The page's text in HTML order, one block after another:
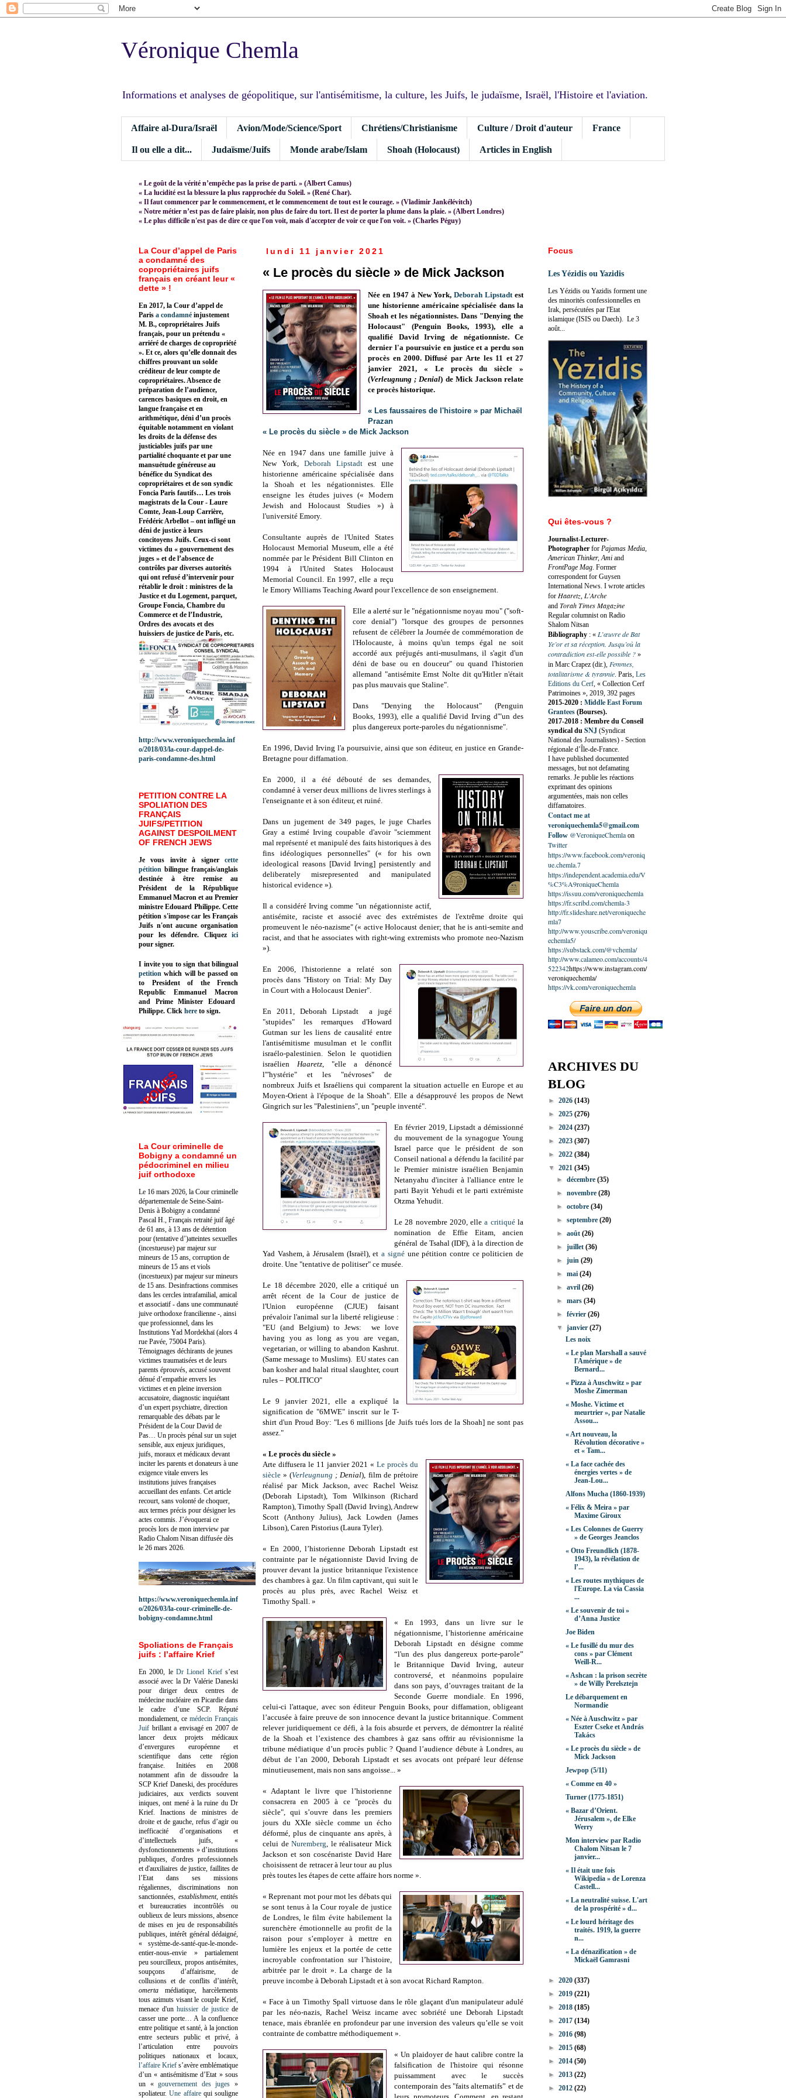
Véronique Chemla
Informations et analyses de géopolitique, sur l'antisémitisme, la culture, les Juifs, le judaïsme, Israël, l'Histoire et l'aviation.
Affaire al-Dura/Israël Avion/Mode/Science/Sport Chrétiens/Christianisme Culture / Droit d'auteur France
Il ou elle a dit... Judaïsme/Juifs Monde arabe/Islam Shoah (Holocaust) Articles in English
« Le goût de la vérité n’empêche pas la prise de parti. » (Albert Camus)
« La lucidité est la blessure la plus rapprochée du Soleil. » (René Char).
« Il faut commencer par le commencement, et le commencement de tout est le courage. » (Vladimir Jankélévitch)
« Notre métier n’est pas de faire plaisir, non plus de faire du tort. Il est de porter la plume dans la plaie. » (Albert Londres)
« Le plus difficile n'est pas de dire ce que l'on voit, mais d'accepter de voir ce que l'on voit. » (Charles Péguy)
lundi 11 janvier 2021
« Le procès du siècle » de Mick Jackson
Née en 1947 à New York,Deborah Lipstadt est
une historienne américaine spécialisée dans la
Shoah et les négationnistes.Dans "Denying the
Holocaust" (Penguin Books, 1993), elle a
qualifié David Irving de négationniste. Ce
dernier l'a poursuivie en justice et a perdu son
procès en 2000. Diffusé parArte les 11 et 27
janvier 2021, « Le procès du siècle »
(Verleugnung ; Denial) de Mick Jackson relate
ce procès historique.
« Les faussaires de l'histoire » par Michaël
Prazan
« Le procès du siècle » de Mick Jackson
Née en 1947 dans une famille juive à
New York, Deborah Lipstadtest une
historienne américaine spécialisée dans
la Shoah et les négationnistes. Elle
enseigne les études juives (« Modern
Jewish and Holocaust Studies ») à
l'université Emory.
Consultante auprès de l'United States
Holocaust Memorial Museum, elle a été
nommée par le Président Bill Clinton en
1994 à l'United States Holocaust
Memorial Council. En 1997, elle a reçu
le Emory Williams Teaching Award pour l'excellence de son enseignement.
Elle a alerté sur le "négationnisme noyau mou" ("soft-
core denial") "lorsque des groupes de personnes
refusent de célébrer la Journée de commémoration de
l'Holocauste, à moins qu'un temps égal ne soit
accordé aux préjugés anti-musulmans, il s'agit d'un
déni de base ou en douceur" ou quand l'historien
allemand "antisémite Ernst Nolte dit qu'Hitler n'était
pas plus mauvais que Staline".
Dans "Denying the Holocaust" (Penguin
Books, 1993), elle a qualifié David Irving d'"un des
plus dangereux porte-paroles du négationnisme".
En 1996, David Irving l'a poursuivie, ainsi que son éditeur, en justice en Grande-
Bretagne pour diffamation.
En 2000, il a été débouté de ses demandes,
condamné à verser deux millions de livres sterlings à
l'enseignante et à son éditeur, et ruiné.
Dans un jugement de 349 pages, le juge Charles
Gray a estimé Irving coupable d'avoir "sciemment
mal représenté et manipulé des faits historiques à des
fins idéologiques personnelles" (« for his own
ideological reasons [David Irving] persistently and
deliberately misrepresented and manipulated
historical evidence »).
Il a considéré Irving comme "un négationniste actif,
antisémite, raciste et associé avec des extrémistes de l'extrême droite qui
promeuvent le néo-nazisme" (« active Holocaust denier; that he is anti-semite and
racist, and that he associates with right-wing extremists who promote neo-Nazism
»).
En 2006, l'historienne a relaté son
procès dans "History on Trial: My Day
in Court with a Holocaust Denier".
En 2011, Deborah Lipstadt a jugé
"stupides" les remarques d'Howard
Gutman sur les liens de causalité entre
l'antisémitisme musulman et le conflit
israélo-palestinien. Selon le quotidien
israélien Haaretz, "elle a dénoncé
l'"hystérie" et les "névroses" de
nombreux Juifs et Israéliens qui comparent la situation actuelle en Europe et au
Moyen-Orient à l'époque de la Shoah". Elle a désapprouvé les propos de Newt
Gingrich sur les "Palestiniens", un "peuple inventé".
En février 2019, Lipstadt a démissionné
du mouvement de la synagogue Young
Israel parce que le président de son
Conseil national a défendu la facilité par
le Premier ministre israélien Benjamin
Netanyahu d'inciter à l'alliance entre le
parti Bayit Yehudi et le parti extrémiste
Otzma Yehudit.
Le 28 novembre 2020, ellea critiquéla
nomination de Effie Eitam, ancien
général de Tsahal (IDF), à la direction de
Yad Vashem, à Jérusalem (Israël), eta signéune pétition contre ce politicien de
droite. Une "tentative de politiser" ce musée.
Le 18 décembre 2020, elle a critiqué un
arrêt récent de la Cour de justice de
l'Union européenne (CJUE) faisant
prévaloir l'animal sur la liberté religieuse :
"EU (and Belgium) to Jews: we love
having you as long as you are vegan,
vegetarian, or willing to abandon Kashrut.
(Same message to Muslims). EU states can
ban kosher and halal ritual slaughter, court
rules – POLITICO"
Le 9 janvier 2021, elle a expliqué la
signification de "6MWE" inscrit sur le T-
shirt d'un Proud Boy: "Les 6 millions [de Juifs tués lors de la Shoah] ne sont pas
assez."
« Le procès du siècle »
Arte diffusera le 11 janvier 2021 « Le procès du
siècle » (Verleugnung ; Denial), film de prétoire
réalisé par Mick Jackson, avec Rachel Weisz
(Deborah Lipstadt), Tom Wilkinson (Richard
Rampton), Timothy Spall (David Irving), Andrew
Scott (Anthony Julius), Jack Lowden (James
Libson), Caren Pistorius (Laura Tyler).
« En 2000, l’historienne Deborah Lipstadt est
contrainte par le négationniste David Irving de
prouver devant la justice britannique l'existence
des chambres à gaz. Un film captivant, qui suit le
procès au plus près, avec Rachel Weisz et
Timothy Spall. »
« En 1993, dans un livre sur le
négationnisme, l’historienne américaine
Deborah Lipstadt en désigne comme
“l'un des plus dangereux porte-parole”
le Britannique David Irving, auteur
controversé, et néanmoins populaire
dans son pays, d’ouvrages traitant de la
Seconde Guerre mondiale. En 1996,
celui-ci l'attaque, avec son éditeur Penguin Books, pour diffamation, obligeant
l’accusée à faire preuve de son innocence devant la justice britannique. Comment
relever juridiquement ce défi, à la fois absurde et pervers, de démontrer la réalité
de la Shoah et l’existence des chambres à gaz sans offrir au révisionnisme la
tribune médiatique d’un procès public ? Quand l’audience débute à Londres, au
début de l’an 2000, Deborah Lipstadt et ses avocats ont préparé leur défense
minutieusement, mais non sans angoisse... »
« Adaptant le livre que l’historienne
consacrera en 2005 à ce "procès du
siècle", qui s’ouvre dans les premiers
jours du XXIe siècle comme un écho
déformé, plus de cinquante ans après, à
celui deNuremberg, le réalisateur Mick
Jackson et son coscénariste David Hare
choisissent de retracer à leur tour au plus
près toutes les étapes de cette affaire hors norme ».
« Reprenant mot pour mot les débats qui
se sont tenus à la Cour royale de justice
de Londres, le film évite habilement la
surenchère émotionnelle au profit de la
raison pour s’employer à mettre en
lumière les enjeux et la portée de cette
incroyable confrontation sur l’histoire,
arbitrée par le droit ». La charge de la
preuve incombe à Deborah Lipstadt et à son avocat Richard Rampton.
« Face à un Timothy Spall virtuose dans le rôle glaçant d'un manipulateur adulé
par les néo-nazis, Rachel Weisz incarne avec sobriété une Deborah Lipstadt
tenace, mais ébranlée en profondeur par une inversion des valeurs qu’elle se voit
contrainte de combattre méthodiquement ».
« Un plaidoyer de haut calibre contre la
falsification de l'histoire qui résonne
puissamment avec le succès
contemporain des "faits alternatifs” et de
La Cour d’appel de Paris
a condamné des
copropriétaires juifs
français en créant leur «
dette » !
En 2017, la Cour d’appel de
Paris a condamné injustement
M. B., copropriétaires Juifs
français, pour un prétendu «
arriéré de charges de copropriété
». Et ce, alors qu’elle donnait des
chiffres prouvant un solde
créditeur de leur compte de
copropriétaires. Absence de
préparation de l’audience,
carences basiques en droit, en
langue française et en
arithmétique, déni d’un procès
équitable notamment en violant
les droits de la défense des
justiciables juifs par une
partialité choquante et par une
mansuétude généreuse au
bénéfice du Syndicat des
copropriétaires et de son syndic
Foncia Paris fautifs… Les trois
magistrats de la Cour - Laure
Comte, Jean-Loup Carrière,
Frédéric Arbellot – ont infligé un
déni de justice à leurs
concitoyens Juifs. Ceux-ci sont
victimes du « gouvernement des
juges » et de l’absence de
contrôles par diverses autorités
qui ont refusé d’intervenir pour
rétablir le droit : ministres de la
Justice et du Logement, parquet,
Groupe Foncia, Chambre du
Commerce et de l’Industrie,
Ordres des avocats et des
huissiers de justice de Paris, etc.
http://www.veroniquechemla.inf
o/2018/03/la-cour-dappel-de-
paris-condamne-des.html
PETITION CONTRE LA
SPOLIATION DES
FRANÇAIS
JUIFS/PETITION
AGAINST DESPOILMENT
OF FRENCH JEWS
Je vous invite à signer cette
pétition bilingue français/anglais
destinée à être remise au
Président de la République
Emmanuel Macron et au Premier
ministre Edouard Philippe. Cette
pétition s'impose car les Français
Juifs n'ont aucune organisation
pour les défendre. Cliquez
ici
pour signer.
I invite you to sign that bilingual
petition which will be passed on
to President of the French
Republic Emmanuel Macron
and Prime Minister Edouard
Philippe. Click here to sign.
La Cour criminelle de
Bobigny a condamné un
pédocriminel en milieu
juif orthodoxe
Le 16 mars 2026, la Cour criminelle
départementale de Seine-Saint-
Denis à Bobigny a condamné
Pascal H., Français retraité juif âgé
de 61 ans, à 13 ans de détention
pour (tentative d’)atteintes sexuelles
(incestueuse) par majeur sur
mineurs de 15 ans, corruption de
mineurs de 15 ans et viols
(incestueux) par majeur sur mineurs
de 15 ans. Desinfractions commises
dans les cercles intrafamilial, amical
et associatif - dans une communauté
juive orthodoxe francilienne -, ainsi
que professionnel, dans les
Institutions Yad Mordekhaï (alors 4
rue Pavée, 75004 Paris).
Témoignages déchirants de jeunes
victimes traumatisées et de leurs
parents éprouvés, accusé souvent
dénué d’empathie envers les
victimes et en pleine inversion
accusatoire, diagnostic inquiétant
d’un expert psychiatre, direction
remarquable des débats par le
Président de la Cour David de
Pas… Un procès pénal sur un sujet
sensible, aux enjeux juridiques,
juifs, moraux et médicaux devant
inciter les parents et donateurs à une
exigence vitale envers les
institutions juives françaises
accueillant des enfants. Cet article
recourt, sans volonté de choquer,
aux termes précis pour désigner les
actes commis. J’évoquerai ce
procès lors de mon interview par
Radio Chalom Nitsan diffusée dès
le 26 mars 2026.
https://www.veroniquechemla.inf
o/2026/03/la-cour-criminelle-de-
bobigny-condamne.html
Spoliations de Français
juifs : l’affaire Krief
En 2000, le Dr Lionel Kriefs’est
associé avec la Dr Valérie Daneski
pour diriger deux centres de
médecine nucléaire en Picardie dans
le cadre d’une SCP. Réputé
mondialement, ce médecin Français
Juif brillant a envisagé en 2007 de
lancer deux projets médicaux
d’envergures européenne et
scientifique dans cette région
française. Initiées en 2008
notamment afin de dissoudre la
SCP Krief Daneski, des procédures
judiciaires, aux verdicts souvent
iniques, ont mené à la ruine du Dr
Krief. Inactions de ministres de
droite et de gauche, refus d’agir ou
inefficacité d’organisations et
d’intellectuels juifs, «
dysfonctionnements » d’institutions
publiques, d'ordres professionnels
et d'auxiliaires de justice, faillites de
l’Etat dans ses missions
régaliennes, discriminations non
sanctionnées, establishment, entités
et bureaucraties incontrôlés ou
oublieux de leurs missions, absence
de mises en jeu de responsabilités
publiques, intérêt général dédaigné,
« système-de-santé-que-le-monde-
entier-nous-envie » partialement
peu sourcilleux, propos antisémites,
soupçons d’affairisme, de
collusions et de conflits d’intérêt,
omerta médiatique, harcèlements
tous azimuts visant le couple Krief,
menace d'unhuissier de justicede
casser une porte… A la confluence
entre politique et santé, à la jonction
entre secteurs public et privé, à
l’articulation entre pouvoirs
politiques nationaux et locaux,
l’affaire Krief s’avère emblématique
d’un « antisémitisme d’Etat » sous
un «gouvernement des juges »
spoliateur.Une affairequi souligne
Focus
Les Yézidis ou Yazidis
Les Yézidis ou Yazidis forment une
des minorités confessionnelles en
Irak, persécutées par l'Etat
islamique (ISIS ou Daech). Le 3
août...
Qui êtes-vous ?
Journalist-Lecturer-
Photographer for Pajamas Media,
American Thinker, Ami and
FrontPage Mag. Former
correspondent for Guysen
International News. I wrote articles
for Haaretz, L'Arche
and Torah Times Magazine
Regular columnist on Radio
Shalom Nitsan
Bibliography : « L’œuvre de Bat
Ye’or et sa réception. Jusqu’où la
contradiction est-elle possible ? »
in Marc Crapez (dir.), Femmes,
totalitarisme & tyrannie. Paris, Les
Editions du Cerf, « Collection Cerf
Patrimoines », 2019, 392 pages
2015-2020 : Middle East Forum
Grantees (Bourses).
2017-2018 : Membre du Conseil
syndical du SNJ (Syndicat
National des Journalistes) - Section
régionale d’Île-de-France.
I have published documented
messages, but not defamating
remarks. Je publie les réactions
exprimant des opinions
argumentées, mais non celles
diffamatoires.
Contact me at
veroniquechemla5@gmail.com
Follow @VeroniqueChemlaon
Twitter
https://www.facebook.com/veroniq
ue.chemla.7
https://independent.academia.edu/V
%C3%A9roniqueChemla
https://issuu.com/veroniquechemla
https://fr.scribd.com/chemla-3
http://fr.slideshare.net/veroniqueche
mla7
http://www.youscribe.com/veroniqu
echemla5/
https://substack.com/@vchemla/
http://www.calameo.com/accounts/4
522342https://www.instagram.com/
veroniquechemla/
https://vk.com/veroniquechemla
ARCHIVES DU
BLOG
► 2026 (143)
► 2025 (276)
► 2024 (237)
► 2023 (307)
► 2022 (384)
▼ 2021 (345)
►décembre(35)
►novembre(28)
►octobre(34)
►septembre(20)
►août(26)
►juillet(36)
►juin(29)
►mai(24)
►avril(26)
►mars(34)
►février(26)
▼janvier(27)
Les noix
« Le plan Marshall a sauvé
l'Amérique » de
Bernard...
« Pizza à Auschwitz » par
Moshe Zimerman
« Moshe. Victime et
meurtrier », par Natalie
Assou...
« Art nouveau, la
Révolution décorative »
et « Tam...
« La face cachée des
énergies vertes » de
Jean-Lou...
Alfons Mucha (1860-1939)
« Félix & Meira » par
Maxime Giroux
« Les Colonnes de Guerry
» de Georges Jeanclos
« Otto Freundlich (1878-
1943), la révélation de
l’...
« Les routes mythiques de
l'Europe. La via Cassia
...
« Le souvenir de toi »
d’Anna Justice
Joe Biden
« Le fusillé du mur des
cons » par Clément
Weill-R...
« Ashcan : la prison secrète
» de Willy Perelsztejn
Le débarquement en
Normandie
« Née à Auschwitz » par
Eszter Cseke et András
Takács
« Le procès du siècle » de
Mick Jackson
Jewpop (5/11)
« Comme en 40 »
Turner (1775-1851)
« Bazar d’Orient.
Jérusalem », de Elke
Werry
Mon interview par Radio
Chalom Nitsan le 7
janvier...
« Il était une fois
Wikipedia » de Lorenza
Castell...
« La neutralité suisse. L'art
de la prospérité » d...
« Le lourd héritage des
traités. 1919, la guerre
n...
« La dénazification » de
Mickaël Gamrasni
► 2020 (337)
► 2019 (221)
► 2018 (185)
► 2017 (134)
► 2016 (98)
► 2015 (68)
► 2014 (50)
► 2013 (22)
► 2012 (22)